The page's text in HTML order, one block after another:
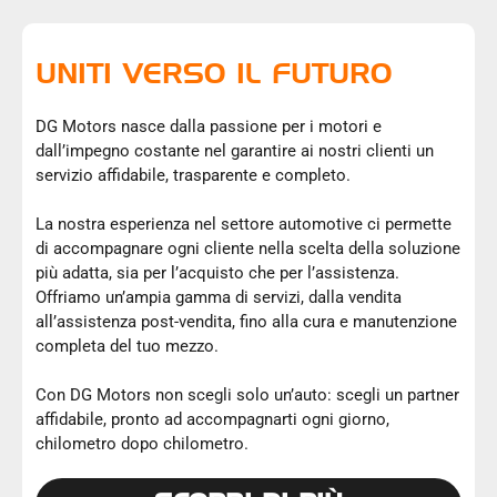
UNITI VERSO IL FUTURO
DG Motors nasce dalla passione per i motori e
dall’impegno costante nel garantire ai nostri clienti un
servizio affidabile, trasparente e completo.
La nostra esperienza nel settore automotive ci permette
di accompagnare ogni cliente nella scelta della soluzione
più adatta, sia per l’acquisto che per l’assistenza.
Offriamo un’ampia gamma di servizi, dalla vendita
all’assistenza post-vendita, fino alla cura e manutenzione
completa del tuo mezzo.
Con DG Motors non scegli solo un’auto: scegli un partner
affidabile, pronto ad accompagnarti ogni giorno,
chilometro dopo chilometro.